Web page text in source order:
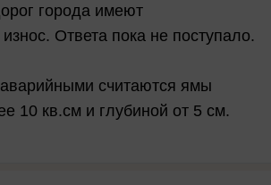
города имеют
Ответа пока не поступало.
считаются ямы
10 кв.см и глубиной от 5 см.